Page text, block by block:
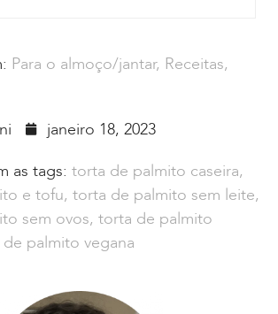
Para o almoço/jantar, Receitas,
janeiro 18, 2023
as tags: torta de palmito caseira,
e tofu, torta de palmito sem leite,
sem ovos, torta de palmito
palmito vegana